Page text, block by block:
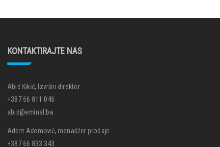
KONTAKTIRAJTE NAS
Abid Kikić, Izvršni direktor
+387 66 811 046
abid@eminal.ba
Adem Ademović, menadžer prodaje
+387 66 833 343